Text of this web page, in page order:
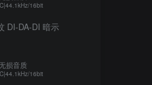
16bit
DI-DA-DI 暗示
损音质
16bit